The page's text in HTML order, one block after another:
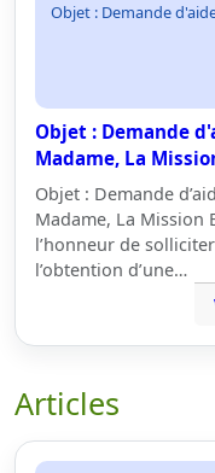
Objet : Demande
Objet : Demande
Madame, La
Objet : Demande
Madame, La Mission
l’honneur de
l’obtention d’une…
Articles